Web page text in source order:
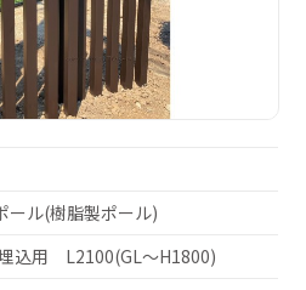
ール(樹脂製ポール)
用 L2100(GL～H1800)